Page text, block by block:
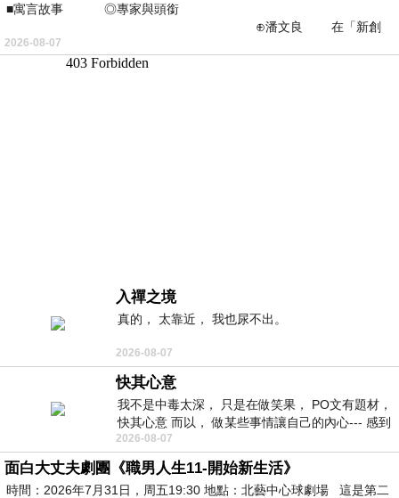
■寓言故事 ◎專家與頭銜
⊕潘文良 在「新創
之谷」裡——
2026-08-07
入禪之境
真的， 太靠近， 我也尿不出。
2026-08-07
快其心意
我不是中毒太深， 只是在做笑果， PO文有題材，
快其心意 而以， 做某些事情讓自己的內心--- 感到
愉快。
2026-08-07
面白大丈夫劇團《職男人生11-開始新生活》
時間：2026年7月31日，周五19:30 地點：北藝中心球劇場 這是第二